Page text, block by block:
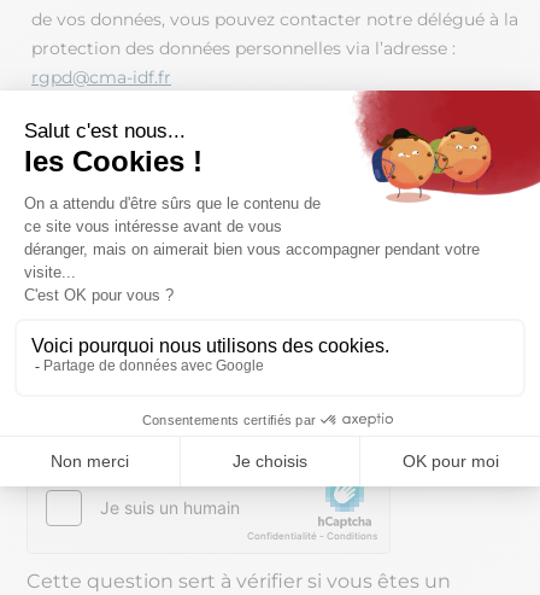
de vos données, vous pouvez contacter notre délégué à la
protection des données personnelles via l’adresse :
rgpd@cma-idf.fr
Si vous estimez, après nous avoir contactés, que vos droits
ne sont pas respectés, vous pouvez adresser une
réclamation auprès de la CNIL au 3 place de Fontenoy -
TSA 80715 - 75334 PARIS CEDEX 07. Enfin, si vous ne
souhaitez ne pas être sollicité par téléphone, vous pouvez
vous s’inscrire sur la liste d’opposition au démarchage
téléphonique accessible sur le site
www.bloctel.gouv.fr
Cette question sert à vérifier si vous êtes un